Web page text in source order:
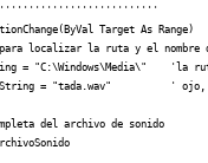
Target As Range)
localizar la ruta y el nombre
= "C:\Windows\Media\"    'la
= "tada.wav"          '
del archivo de sonido